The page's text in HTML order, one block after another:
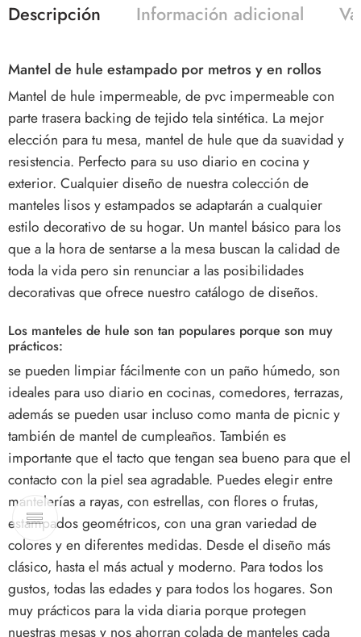
Descripción Información adicional
Mantel de hule estampado por metros y en rollos
Mantel de hule impermeable, de pvc impermeable con
parte trasera backing de tejido tela sintética. La mejor
elección para tu mesa, mantel de hule que da suavidad y
resistencia. Perfecto para su uso diario en cocina y
exterior. Cualquier diseño de nuestra colección de
manteles lisos y estampados se adaptarán a cualquier
estilo decorativo de su hogar. Un mantel básico para los
que a la hora de sentarse a la mesa buscan la calidad de
toda la vida pero sin renunciar a las posibilidades
decorativas que ofrece nuestro catálogo de diseños.
Los manteles de hule son tan populares porque son muy
prácticos:
se pueden limpiar fácilmente con un paño húmedo, son
ideales para uso diario en cocinas, comedores, terrazas,
además se pueden usar incluso como manta de picnic y
también de mantel de cumpleaños. También es
importante que el tacto que tengan sea bueno para que el
contacto con la piel sea agradable. Puedes elegir entre
mantelerías a rayas, con estrellas, con flores o frutas,
estampados geométricos, con una gran variedad de
colores y en diferentes medidas. Desde el diseño más
clásico, hasta el más actual y moderno. Para todos los
gustos, todas las edades y para todos los hogares. Son
muy prácticos para la vida diaria porque protegen
nuestras mesas y nos ahorran colada de manteles cada